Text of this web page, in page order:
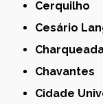
Cerquilho
Cesário
Chavantes
Cidade